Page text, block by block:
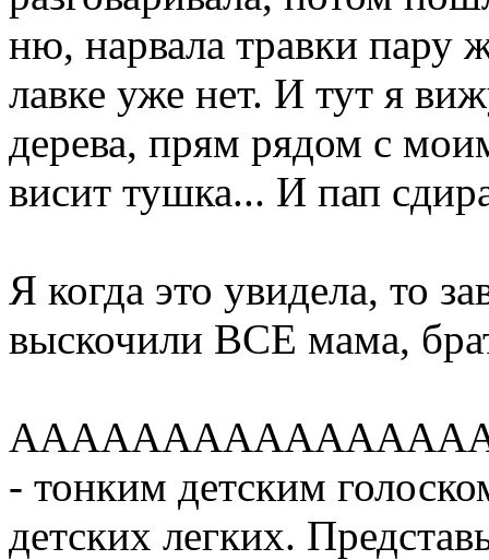
ню, нарвала травки пару
лавке уже нет. И тут я
дерева, прям рядом с
висит тушка... И пап
Я когда это увидела, то
выскочили ВСЕ мама,
- тонким детским
детских легких.